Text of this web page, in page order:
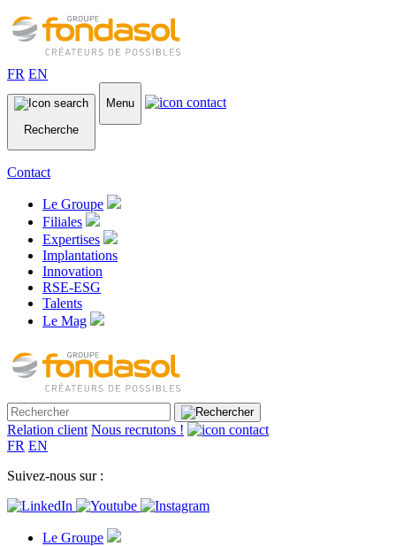
FR EN
Recherche
Menu
Contact
Le Groupe
Filiales
Expertises
Implantations
Innovation
RSE-ESG
Talents
Le Mag
Relation client Nous recrutons !
FR EN
Suivez-nous sur :
Le Groupe